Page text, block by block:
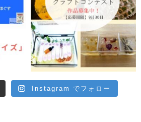
Instagram でフォロー